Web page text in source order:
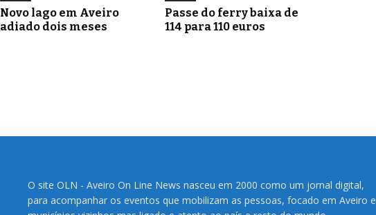
Novo lago em Aveiro
adiado dois meses
Passe do ferry baixa de
114 para 110 euros
O site OLN - Aveiro On Line News nasceu em 2000 como um jornal digital,
para acompanhar os eventos que mobilizam as pessoas, focado em Aveiro e